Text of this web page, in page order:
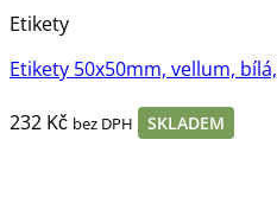
Etikety
Etikety 50x50mm, vellum,
232 Kč bez DPH SKLADEM